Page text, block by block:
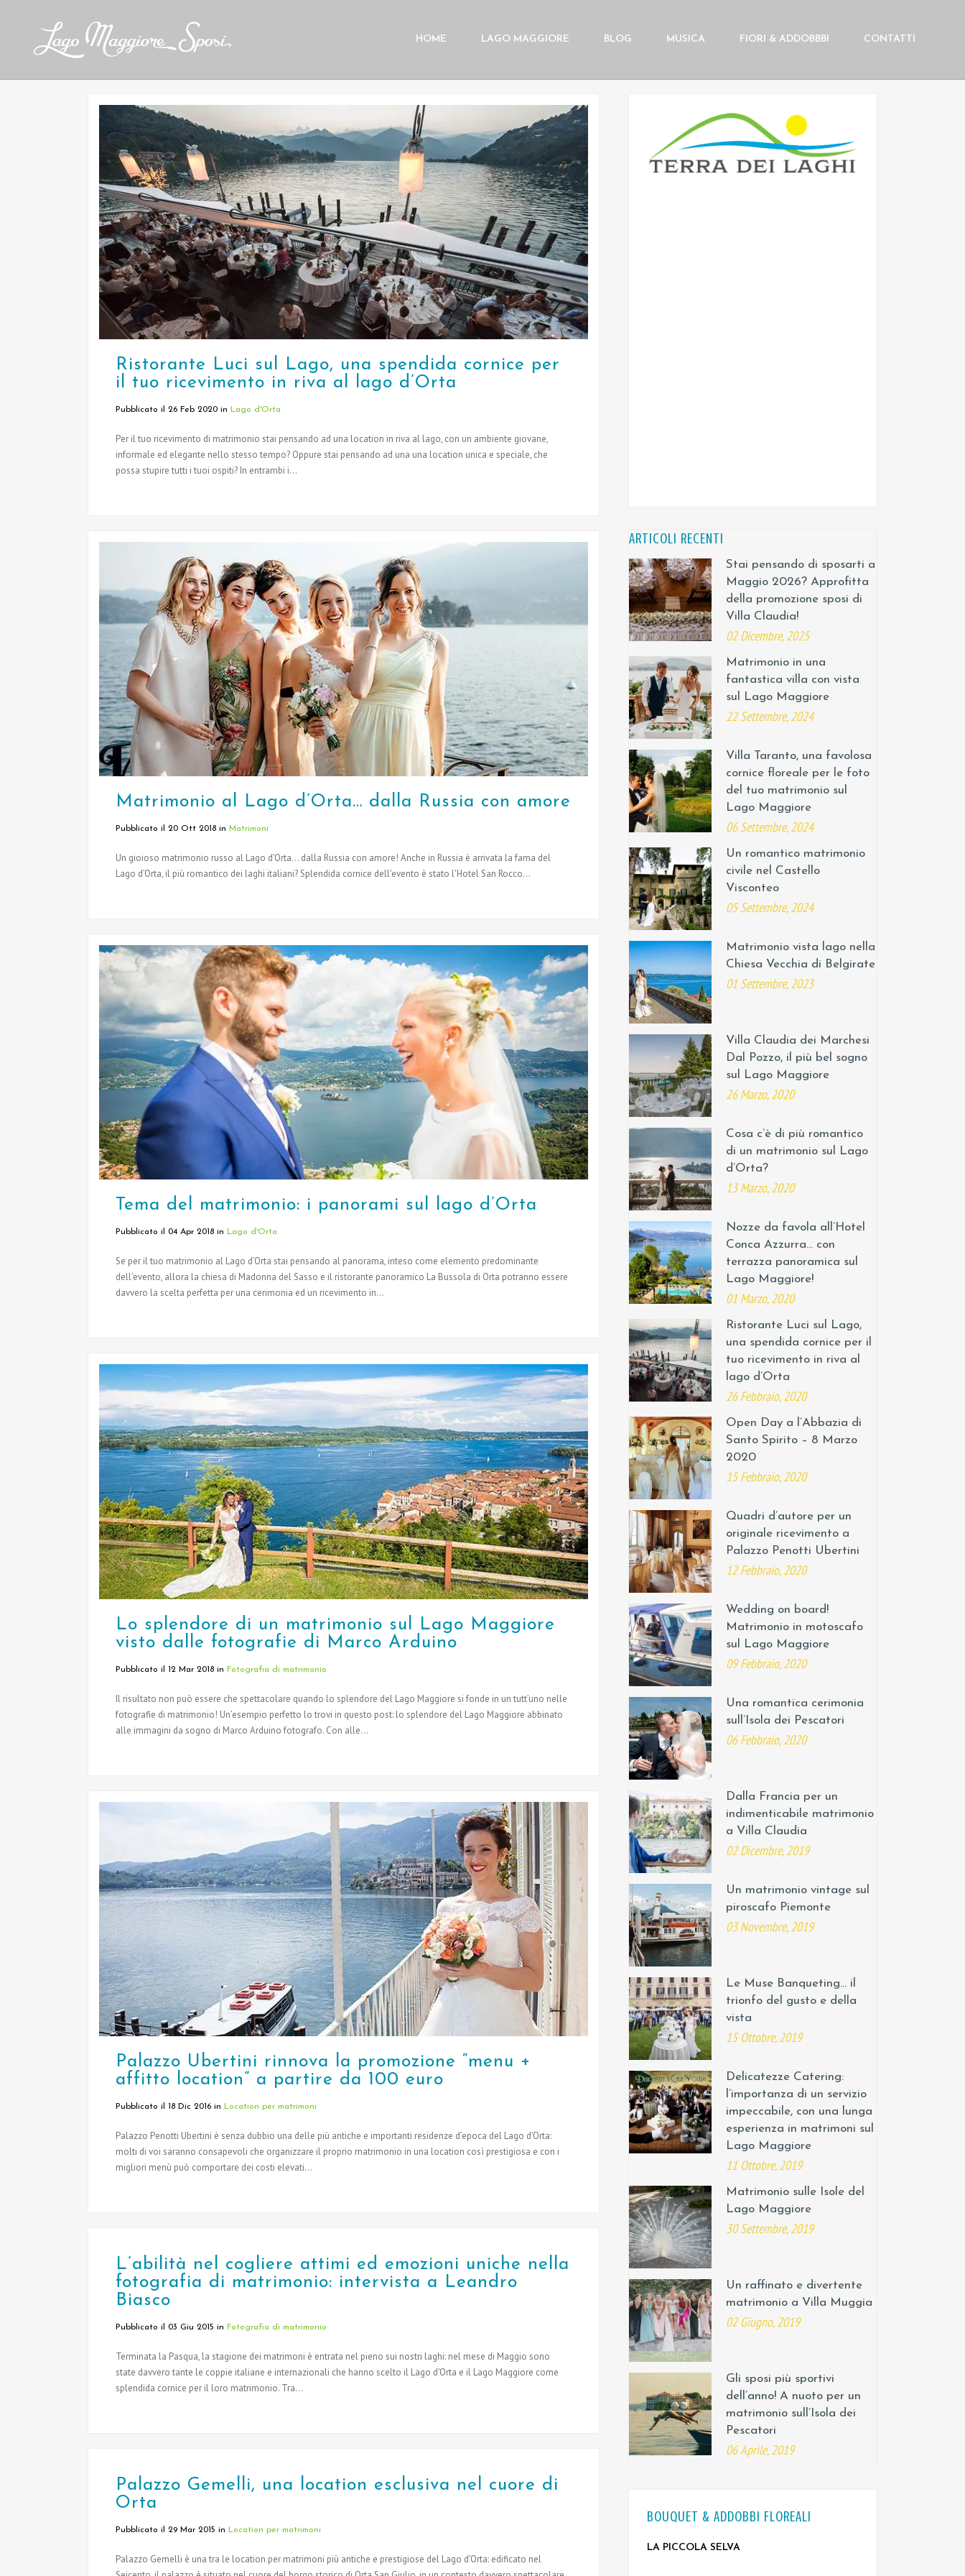
HOME LAGO MAGGIORE BLOG MUSICA FIORI & ADDOBBBI CONTATTI
Ristorante Luci sul Lago, una spendida cornice per
il tuo ricevimento in riva al lago d’Orta
Pubblicato il 26 Feb 2020 in Lago d'Orta
Per il tuo ricevimento di matrimonio stai pensando ad una location in riva al lago, con un ambiente giovane,
informale ed elegante nello stesso tempo? Oppure stai pensando ad una una location unica e speciale, che
possa stupire tutti i tuoi ospiti? In entrambi i...
Matrimonio al Lago d’Orta… dalla Russia con amore
Pubblicato il 20 Ott 2018 in Matrimoni
Un gioioso matrimonio russo al Lago d’Orta… dalla Russia con amore! Anche in Russia è arrivata la fama del
Lago d’Orta, il più romantico dei laghi italiani? Splendida cornice dell'evento è stato l'Hotel San Rocco...
Tema del matrimonio: i panorami sul lago d’Orta
Pubblicato il 04 Apr 2018 in Lago d'Orta
Se per il tuo matrimonio al Lago d’Orta stai pensando al panorama, inteso come elemento predominante
dell’evento, allora la chiesa di Madonna del Sasso e il ristorante panoramico La Bussola di Orta potranno essere
davvero la scelta perfetta per una cerimonia ed un ricevimento in...
Lo splendore di un matrimonio sul Lago Maggiore
visto dalle fotografie di Marco Arduino
Pubblicato il 12 Mar 2018 in Fotografia di matrimonio
Il risultato non può essere che spettacolare quando lo splendore del Lago Maggiore si fonde in un tutt’uno nelle
fotografie di matrimonio! Un’esempio perfetto lo trovi in questo post: lo splendore del Lago Maggiore abbinato
alle immagini da sogno di Marco Arduino fotografo. Con alle...
Palazzo Ubertini rinnova la promozione “menu +
affitto location” a partire da 100 euro
Pubblicato il 18 Dic 2016 in Location per matrimoni
Palazzo Penotti Ubertini è senza dubbio una delle più antiche e importanti residenze d’epoca del Lago d’Orta:
molti di voi saranno consapevoli che organizzare il proprio matrimonio in una location così prestigiosa e con i
migliori menù può comportare dei costi elevati...
L’abilità nel cogliere attimi ed emozioni uniche nella
fotografia di matrimonio: intervista a Leandro
Biasco
Pubblicato il 03 Giu 2015 in Fotografia di matrimonio
Terminata la Pasqua, la stagione dei matrimoni è entrata nel pieno sui nostri laghi: nel mese di Maggio sono
state davvero tante le coppie italiane e internazionali che hanno scelto il Lago d'Orta e il Lago Maggiore come
splendida cornice per il loro matrimonio. Tra...
Palazzo Gemelli, una location esclusiva nel cuore di
Orta
Pubblicato il 29 Mar 2015 in Location per matrimoni
Palazzo Gemelli è una tra le location per matrimoni più antiche e prestigiose del Lago d’Orta: edificato nel
ARTICOLI RECENTI
Stai pensando di sposarti a
Maggio 2026? Approfitta
della promozione sposi di
Villa Claudia!
02 Dicembre, 2025
Matrimonio in una
fantastica villa con vista
sul Lago Maggiore
22 Settembre, 2024
Villa Taranto, una favolosa
cornice floreale per le foto
del tuo matrimonio sul
Lago Maggiore
06 Settembre, 2024
Un romantico matrimonio
civile nel Castello
Visconteo
05 Settembre, 2024
Matrimonio vista lago nella
Chiesa Vecchia di Belgirate
01 Settembre, 2023
Villa Claudia dei Marchesi
Dal Pozzo, il più bel sogno
sul Lago Maggiore
26 Marzo, 2020
Cosa c’è di più romantico
di un matrimonio sul Lago
d’Orta?
13 Marzo, 2020
Nozze da favola all’Hotel
Conca Azzurra… con
terrazza panoramica sul
Lago Maggiore!
01 Marzo, 2020
Ristorante Luci sul Lago,
una spendida cornice per il
tuo ricevimento in riva al
lago d’Orta
26 Febbraio, 2020
Open Day a l’Abbazia di
Santo Spirito – 8 Marzo
2020
15 Febbraio, 2020
Quadri d’autore per un
originale ricevimento a
Palazzo Penotti Ubertini
12 Febbraio, 2020
Wedding on board!
Matrimonio in motoscafo
sul Lago Maggiore
09 Febbraio, 2020
Una romantica cerimonia
sull’Isola dei Pescatori
06 Febbraio, 2020
Dalla Francia per un
indimenticabile matrimonio
a Villa Claudia
02 Dicembre, 2019
Un matrimonio vintage sul
piroscafo Piemonte
03 Novembre, 2019
Le Muse Banqueting… il
trionfo del gusto e della
vista
15 Ottobre, 2019
Delicatezze Catering:
l’importanza di un servizio
impeccabile, con una lunga
esperienza in matrimoni sul
Lago Maggiore
11 Ottobre, 2019
Matrimonio sulle Isole del
Lago Maggiore
30 Settembre, 2019
Un raffinato e divertente
matrimonio a Villa Muggia
02 Giugno, 2019
Gli sposi più sportivi
dell’anno! A nuoto per un
matrimonio sull’Isola dei
Pescatori
06 Aprile, 2019
BOUQUET & ADDOBBI FLOREALI
LA PICCOLA SELVA